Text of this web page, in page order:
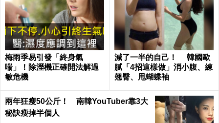
梅雨季易引發「終身氣
喘」！除溼機正確開法解過
敏危機
減了一半的自己！ 韓國歐
膩「4招這樣做」消小腹、練
翹臀、甩蝴蝶袖
兩年狂瘦50公斤！ 南韓YouTuber靠3大
秘訣瘦掉半個人